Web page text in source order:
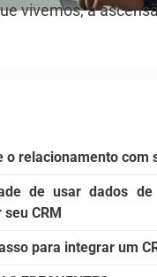
vivemos, a
o relacionamento com
de usar dados
CRM
para integrar um